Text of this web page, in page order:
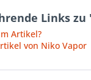
Links zu
Artikel?
von Niko Vapor